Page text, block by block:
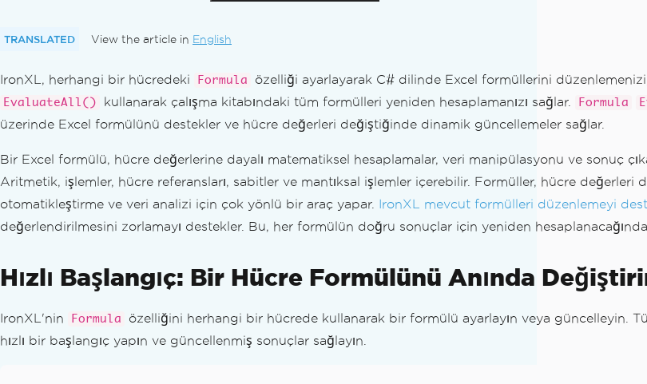
Yorum Ekle
C#'ta Excel Dosyalarını Düzenleyin
Sorun Giderme Kılavuzları
IronXL'de lisans anahtarı uygulama
Dosya Boyutu Sınırları
Sıkça Sorulan Sorular
IronXL - Güvenlik CVE
Veri Yükleme Performansı
Web.config'de Lisans Anahtarını Ayarlama
SaveAs FileNotFoundException
Ürün Güncellemeleri
Kilometre Taşları
TRANSLATED View the article in English
IronXL, herhangi bir hücredeki Formula özelliği ayarlayarak C# dilinde Excel formüllerini
EvaluateAll() kullanarak çalışma kitabındaki tüm formülleri yeniden hesaplamanızı sağlar. Formula
üzerinde Excel formülünü destekler ve hücre değerleri değiştiğinde dinamik güncellemeler sağlar.
Bir Excel formülü, hücre değerlerine dayalı matematiksel hesaplamalar, veri manipülasyonu ve sonuç
Aritmetik, işlemler, hücre referansları, sabitler ve mantıksal işlemler içerebilir. Formüller, hücre
otomatikleştirme ve veri analizi için çok yönlü bir araç yapar. IronXL mevcut formülleri düzenlemeyi
değerlendirilmesini zorlamayı destekler. Bu, her formülün doğru sonuçlar için yeniden
Hızlı Başlangıç: Bir Hücre Formülünü Anında
IronXL'nin Formula özelliğini herhangi bir hücrede kullanarak bir formülü ayarlayın veya güncelleyin.
hızlı bir başlangıç yapın ve güncellenmiş sonuçlar sağlayın.